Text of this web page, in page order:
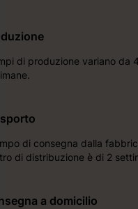
di produzione variano da
di consegna dalla
di distribuzione è di 2
a domicilio